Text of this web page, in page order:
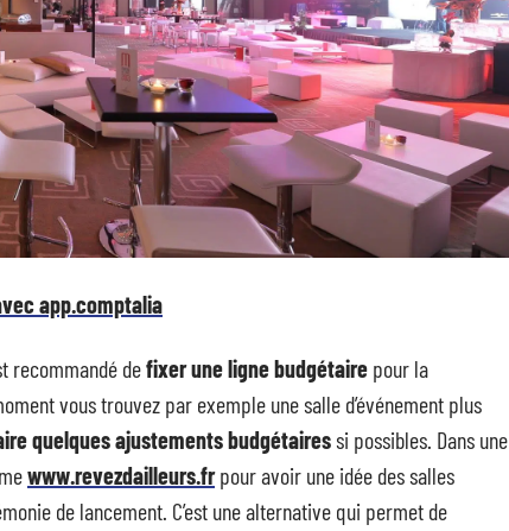
app.comptalia
recommandé defixer une ligne budgétaire pour la
vous trouvez par exemple une salle d’événement plus
quelquesajustements budgétairessi possibles. Dans une
www.revezdailleurs.frpour avoir une idée des salles
de lancement. C’est une alternative qui permet de